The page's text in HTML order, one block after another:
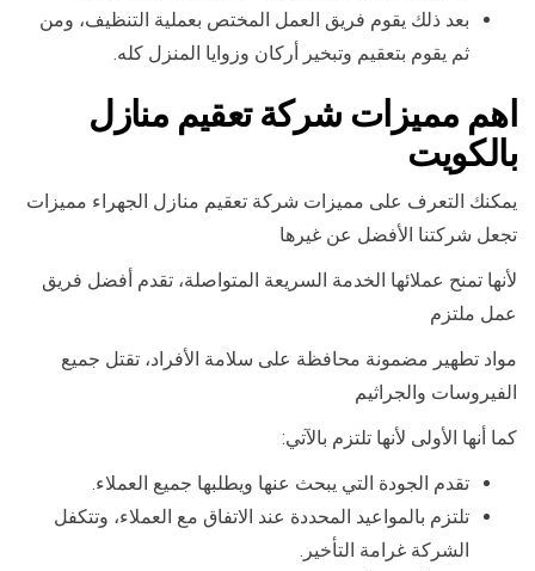
بعد ذلك يقوم فريق العمل المختص بعملية التنظيف، ومن
ثم يقوم بتعقيم وتبخير أركان وزوايا المنزل كله.
اهم مميزات شركة تعقيم منازل
بالكويت
يمكنك التعرف على مميزات شركة تعقيم منازل الجهراء مميزات
تجعل شركتنا الأفضل عن غيرها
لأنها تمنح عملائها الخدمة السريعة المتواصلة، تقدم أفضل فريق
عمل ملتزم
مواد تطهير مضمونة محافظة على سلامة الأفراد، تقتل جميع
الفيروسات والجراثيم
كما أنها الأولى لأنها تلتزم بالآتي:
تقدم الجودة التي يبحث عنها ويطلبها جميع العملاء.
تلتزم بالمواعيد المحددة عند الاتفاق مع العملاء، وتتكفل
الشركة غرامة التأخير.